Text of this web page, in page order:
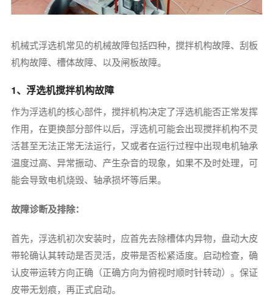
机械式浮选机常见的机械故障包括四种，搅拌机构故障、刮板
机构故障、槽体故障、以及闸板故障。
1、浮选机搅拌机构故障
作为浮选机的核心部件，搅拌机构决定了浮选机能否正常发挥
作用，在更换部分部件以后，浮选机可能会出现搅拌机构不灵
活甚至无法正常无法运行，又或者在运行过程中出现电机轴承
温度过高、异常振动、产生杂音的现象，如果不及时处理，可
能会导致电机烧毁、轴承损坏等后果。
故障诊断及排除：
首先，浮选机初次安装时，应首先去除槽体内异物，盘动大皮
带轮确认其转动是否灵活，皮带是否松紧适度。启动检查，确
认皮带运转方向正确（正确方向为俯视时顺时针转动）。保证
皮带无划痕，再正式启动。